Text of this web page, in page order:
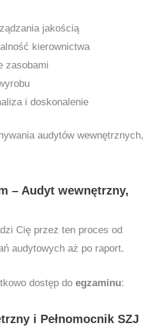
jakością
kierownictwa
zasobami
i doskonalenie
audytów wewnętrznych,
– Audyt wewnętrzny,
Cię przez ten proces od
audytowych aż po raport.
dostęp do egzaminu:
i Pełnomocnik SZJ